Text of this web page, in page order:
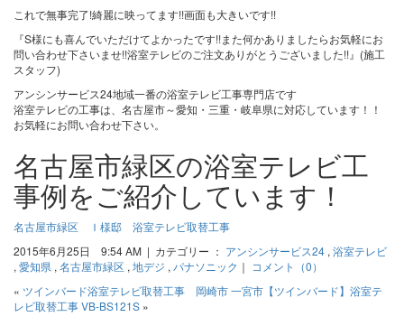
これで無事完了!綺麗に映ってます!!画面も大きいです!!
『S様にも喜んでいただけてよかったです!!また何かありましたらお気軽にお
問い合わせ下さいませ!!浴室テレビのご注文ありがとうございました!!』(施工
スタッフ)
アンシンサービス24地域一番の浴室テレビ工事専門店です
浴室テレビの工事は、名古屋市～愛知・三重・岐阜県に対応しています！！
お気軽にお問い合わせ下さい。
名古屋市緑区の浴室テレビ工
事例をご紹介しています！
名古屋市緑区 Ｉ様邸 浴室テレビ取替工事
2015年6月25日 9:54 AM | カテゴリー ： アンシンサービス24 , 浴室テレビ
, 愛知県 , 名古屋市緑区 , 地デジ , パナソニック ｜ コメント（0）
« ツインバード浴室テレビ取替工事 岡崎市一宮市【ツインバード】浴室テ
レビ取替工事 VB-BS121S »